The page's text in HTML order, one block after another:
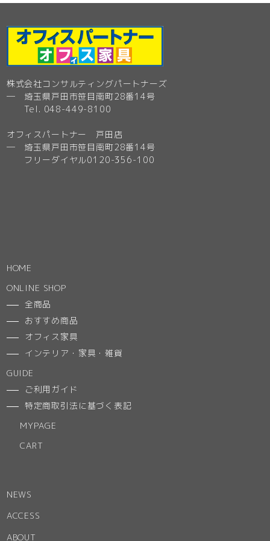
株式会社コンサルティングパートナーズ
─ 埼玉県戸田市笹目南町28番14号
Tel. 048-449-8100
オフィスパートナー 戸田店
─ 埼玉県戸田市笹目南町28番14号
フリーダイヤル0120-356-100
HOME
ONLINE SHOP
全商品
おすすめ商品
オフィス家具
インテリア・家具・雑貨
GUIDE
ご利用ガイド
特定商取引法に基づく表記
MYPAGE
CART
NEWS
ACCESS
ABOUT